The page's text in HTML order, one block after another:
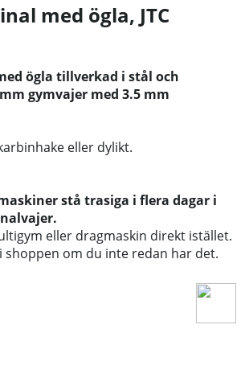
med ögla, JTC
ögla tillverkad i stål och
gymvajer med 3.5 mm
eller dylikt.
stå trasiga i flera dagar i
eller dragmaskin direkt istället.
shoppen om du inte redan har det.